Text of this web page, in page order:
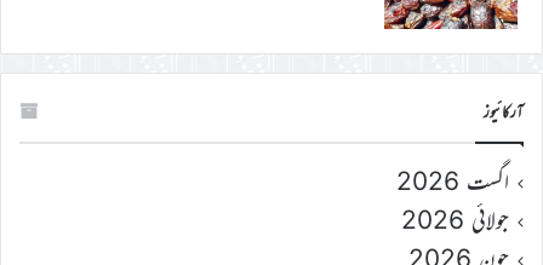
آرکائیوز
اگست 2026
جولائی 2026
جون 2026